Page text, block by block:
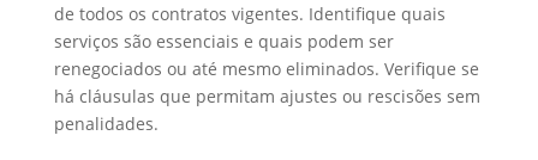
de todos os contratos vigentes. Identifique quais
serviços são essenciais e quais podem ser
renegociados ou até mesmo eliminados. Verifique se
há cláusulas que permitam ajustes ou rescisões sem
penalidades.